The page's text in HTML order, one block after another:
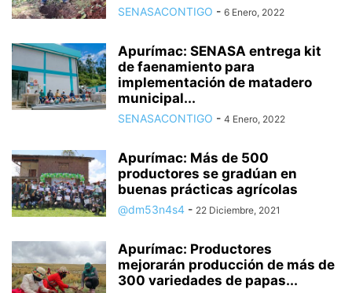
SENASACONTIGO - 6 Enero, 2022
Apurímac: SENASA entrega kit
de faenamiento para
implementación de matadero
municipal...
SENASACONTIGO - 4 Enero, 2022
Apurímac: Más de 500
productores se gradúan en
buenas prácticas agrícolas
@dm53n4s4 - 22 Diciembre, 2021
Apurímac: Productores
mejorarán producción de más de
300 variedades de papas...